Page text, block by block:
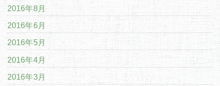
2016年8月
2016年6月
2016年5月
2016年4月
2016年3月